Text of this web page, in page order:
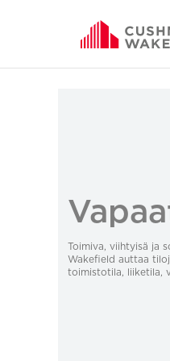
Toimiva, viihtyisä ja
Wakefield auttaa
toimistotila, liiketila,